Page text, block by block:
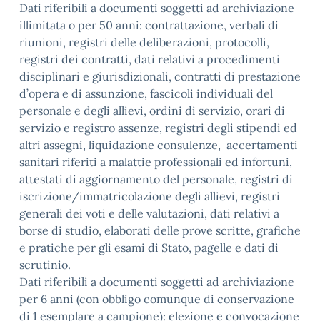
Dati riferibili a documenti soggetti ad archiviazione
illimitata o per 50 anni: contrattazione, verbali di
riunioni, registri delle deliberazioni, protocolli,
registri dei contratti, dati relativi a procedimenti
disciplinari e giurisdizionali, contratti di prestazione
d’opera e di assunzione, fascicoli individuali del
personale e degli allievi, ordini di servizio, orari di
servizio e registro assenze, registri degli stipendi ed
altri assegni, liquidazione consulenze, accertamenti
sanitari riferiti a malattie professionali ed infortuni,
attestati di aggiornamento del personale, registri di
iscrizione/immatricolazione degli allievi, registri
generali dei voti e delle valutazioni, dati relativi a
borse di studio, elaborati delle prove scritte, grafiche
e pratiche per gli esami di Stato, pagelle e dati di
scrutinio.
Dati riferibili a documenti soggetti ad archiviazione
per 6 anni (con obbligo comunque di conservazione
di 1 esemplare a campione): elezione e convocazione